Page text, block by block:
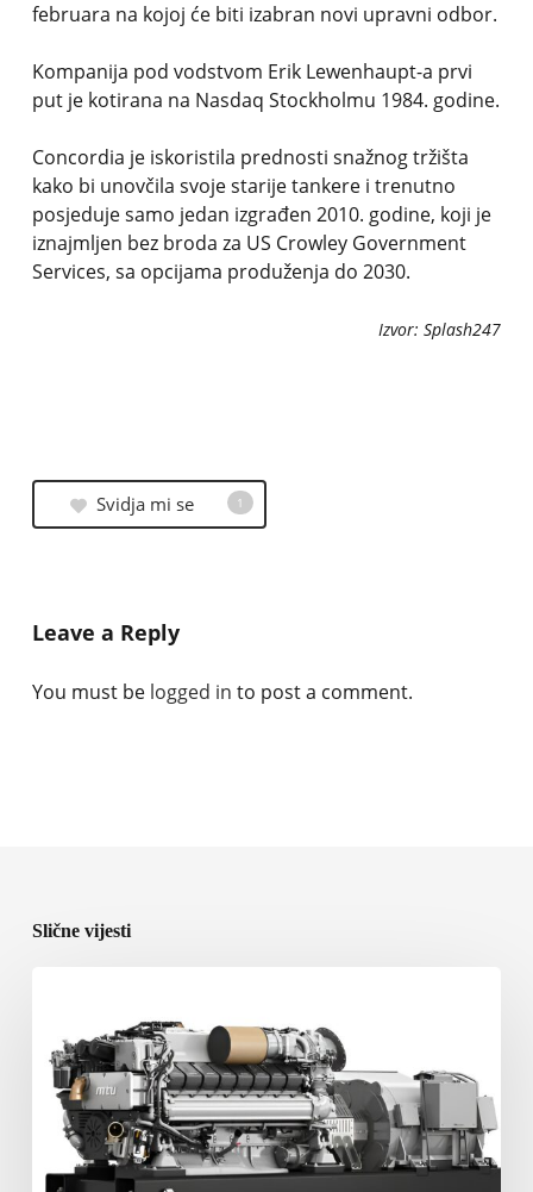
februara na kojoj će biti izabran novi upravni odbor.
Kompanija pod vodstvom Erik Lewenhaupt-a prvi
put je kotirana na Nasdaq Stockholmu 1984. godine.
Concordia je iskoristila prednosti snažnog tržišta
kako bi unovčila svoje starije tankere i trenutno
posjeduje samo jedan izgrađen 2010. godine, koji je
iznajmljen bez broda za US Crowley Government
Services, sa opcijama produženja do 2030.
Izvor: Splash247
Svidja mi se 1
Leave a Reply
You must be logged in to post a comment.
Slične vijesti
predstavlja
nove
brodske
pogonske
sisteme
na